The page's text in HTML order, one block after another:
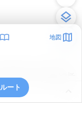
地図
ルート